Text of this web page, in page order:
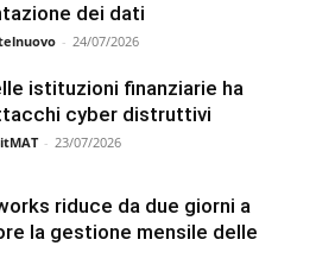
dei dati
- 24/07/2026
istituzioni finanziarie ha
cyber distruttivi
- 23/07/2026
riduce da due giorni a
la gestione mensile delle